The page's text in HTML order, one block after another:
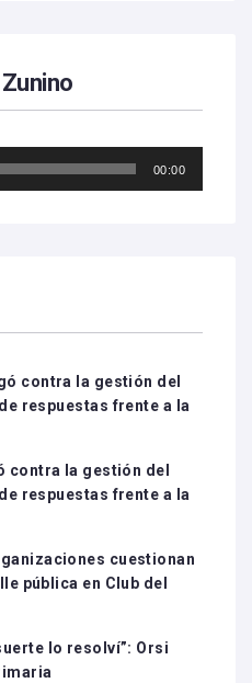
00:00
contra la gestión del
respuestas frente a la
contra la gestión del
respuestas frente a la
cuestionan
pública en Club del
lo resolví”: Orsi